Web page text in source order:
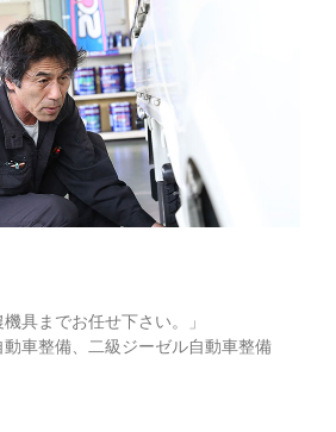
具までお任せ下さい。」
車整備、二級ジーゼル自動車整備